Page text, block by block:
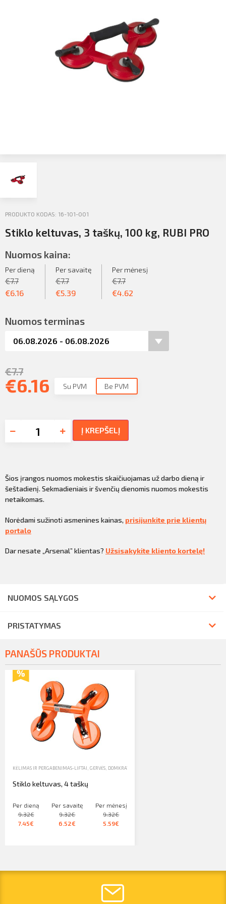
SIŲSTI
PRODUKTO KODAS: 16-101-001
Stiklo keltuvas, 3 taškų, 100 kg, RUBI PRO
Nuomos kaina:
Per dieną
€7.7
€6.16
Per savaitę
€7.7
€5.39
Per mėnesį
€7.7
€4.62
Nuomos terminas
€7.7
€6.16 Su PVM Be PVM
Į KREPŠELĮ
Šios įrangos nuomos mokestis skaičiuojamas už darbo dieną ir
šeštadienį. Sekmadieniais ir švenčių dienomis nuomos mokestis
netaikomas.
Norėdami sužinoti asmenines kainas, prisijunkite prie klientų
portalo
Dar nesate „Arsenal” klientas? Užsisakykite kliento kortelę!
NUOMOS SĄLYGOS
PRISTATYMAS
PANAŠŪS PRODUKTAI
KĖLIMAS IR PERGABENIMAS-LIFTAI, GERVĖS, DOMKRATAI
Stiklo keltuvas, 4 taškų
Per dieną
9.32€
7.45€
Per savaitę
9.32€
6.52€
Per mėnesį
9.32€
5.59€